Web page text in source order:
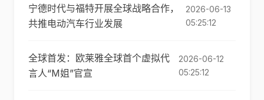
宁德时代与福特开展全球战略合作，
共推电动汽车行业发展
2026-06-13
05:25:12
全球首发：欧莱雅全球首个虚拟代
言人“M姐”官宣
2026-06-12
05:25:12